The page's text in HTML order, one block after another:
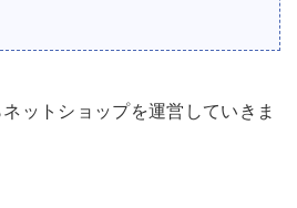
ットショップを運営していきま